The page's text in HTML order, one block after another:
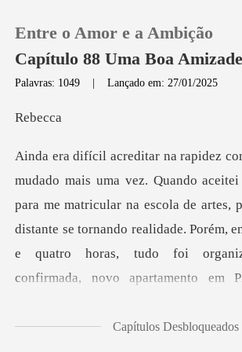
Loja
Histórico
Sair
Entre o Amor e a Ambição
Capítulo 88 Uma Boa Amizade
Palavras: 1049 |Lançado em: 27/01/2025
be
ra me matricular na escola de artes,
distante se tornando realidade. Porém,
e
Capítulos Desbloqueados